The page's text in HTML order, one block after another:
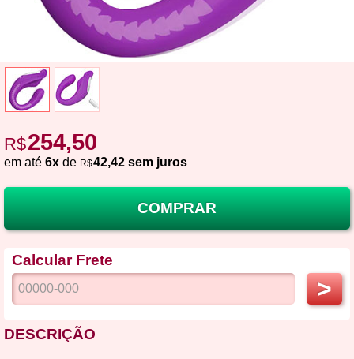
R$254,50
em até 6x de R$42,42 sem juros
COMPRAR
Calcular Frete
>
DESCRIÇÃO